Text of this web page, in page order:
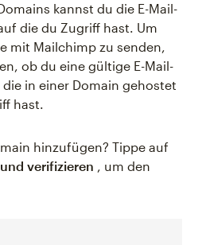
kannst du die E-Mail-
die du Zugriff hast. Um
mit Mailchimp zu senden,
ob du eine gültige E-Mail-
in einer Domain gehostet
hast.
hinzufügen? Tippe auf
verifizieren , um den